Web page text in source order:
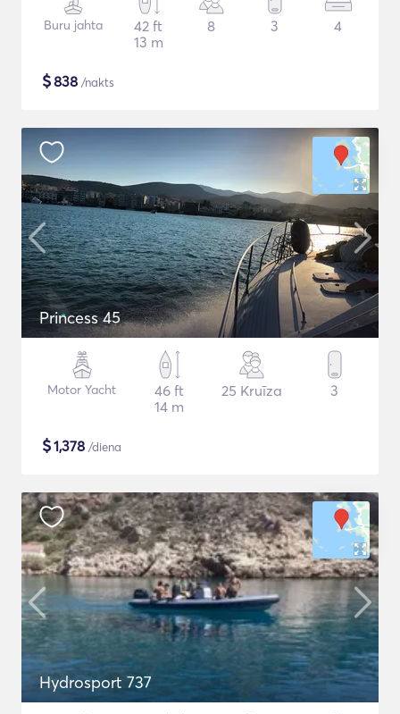
Buru jahta
42 ft
13 m
8 3 4
$838 /nakts
Princess 45
Motor Yacht
46 ft
14 m
25 Kruīza 3
$1,378 /diena
Hydrosport 737